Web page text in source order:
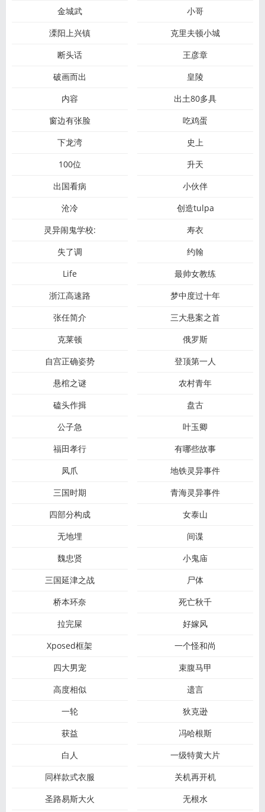
金城武
小哥
溧阳上兴镇
克里夫顿小城
断头话
王彦章
破画而出
皇陵
内容
出土80多具
窗边有张脸
吃鸡蛋
下龙湾
史上
100位
升天
出国看病
小伙伴
沧冷
创造tulpa
灵异闹鬼学校:
寿衣
失了调
约翰
Life
最帅女教练
浙江高速路
梦中度过十年
张任简介
三大悬案之首
克莱顿
俄罗斯
自宫正确姿势
登顶第一人
悬棺之谜
农村青年
磕头作揖
盘古
公子急
叶玉卿
福田孝行
有哪些故事
凤爪
地铁灵异事件
三国时期
青海灵异事件
四部分构成
女泰山
无地埋
间谍
魏忠贤
小鬼庙
三国延津之战
尸体
桥本环奈
死亡秋千
拉完屎
好嫁风
Xposed框架
一个怪和尚
四大男宠
束腹马甲
高度相似
遗言
一轮
狄克逊
获益
冯哈根斯
白人
一级特黄大片
同样款式衣服
关机再开机
圣路易斯大火
无根水